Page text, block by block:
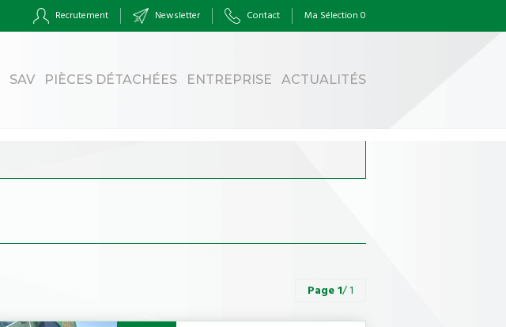
Recrutement Newsletter Contact Ma Sélection 0
SAV PIÈCES DÉTACHÉES ENTREPRISE ACTUALITÉS
Page1/ 1